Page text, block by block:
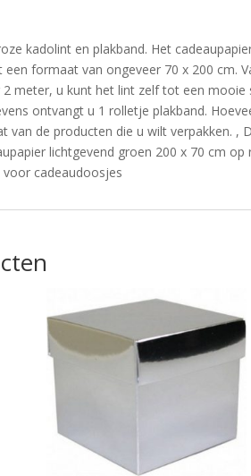
kadolint en plakband. Het
formaat van ongeveer 70 x 200 cm.
meter, u kunt het lint zelf tot een mooie
ontvangt u 1 rolletje plakband.
van de producten die u wilt verpakken. ,
lichtgevend groen 200 x 70 cm
cadeaudoosjes